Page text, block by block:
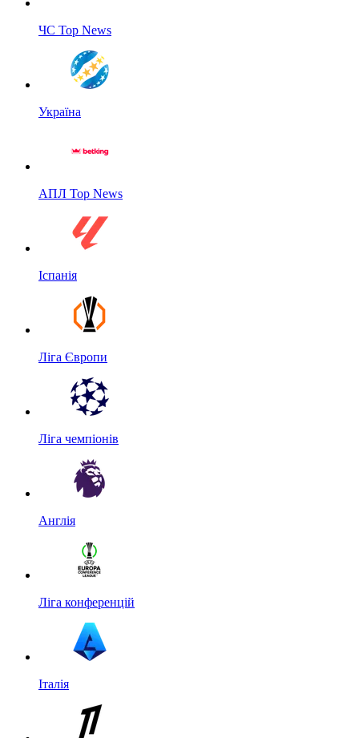
ЧС Top News
Україна
АПЛ Top News
Іспанія
Ліга Європи
Ліга чемпіонів
Англія
Ліга конференцій
Італія